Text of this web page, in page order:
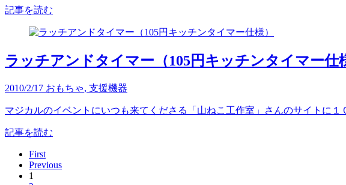
記事を読む
ラッチアンドタイマー（105円キッチンタイマー仕
2010/2/17 おもちゃ, 支援機器
マジカルのイベントにいつも来てくださる「山ねこ工作室」さんのサイトに
記事を読む
First
Previous
1